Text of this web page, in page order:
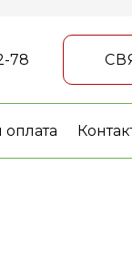
78
оплата